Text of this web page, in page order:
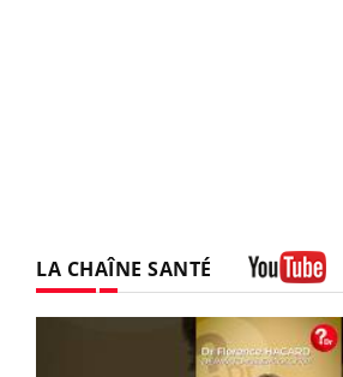
LA CHAÎNE SANTÉ